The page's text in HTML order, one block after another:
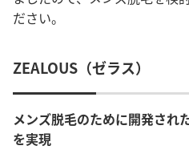
ださい。
ZEALOUS（ゼラス）
メンズ脱毛のために開発され
を実現